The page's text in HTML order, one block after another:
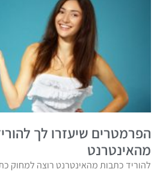
הפרמטרים שיעזרו לך
מהאינטרנט
להוריד כתבות מהאינטרנט רוצה למחוק